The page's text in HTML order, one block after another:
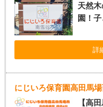
天然
園！
詳
にじいろ保育園高田馬
【高